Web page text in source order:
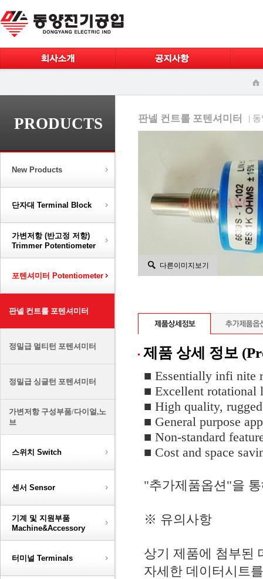
PRODUCTS
New Products
단자대 Terminal Block
가변저항 (반고정 저항)
Trimmer Potentiometer
포텐셔미터 Potentiometer
판넬 컨트롤 포텐셔미터
정밀급 멀티턴 포텐셔미터
정밀급 싱글턴 포텐셔미터
가변저항 구성부품/다이얼,노
브
스위치 Switch
센서 Sensor
기계 및 지원부품
Machine&Accessory
터미널 Terminals
판넬 컨트롤 포텐셔미터 |
다른이미지보기
제품 상세 정보
■ Essentially infi nite
■ Excellent rotational
■ High quality,
■ General purpose
■ Non-standard
■ Cost and space
"추가제품옵션"을
※ 유의사항
상기 제품에 첨부된
자세한 데이터시트